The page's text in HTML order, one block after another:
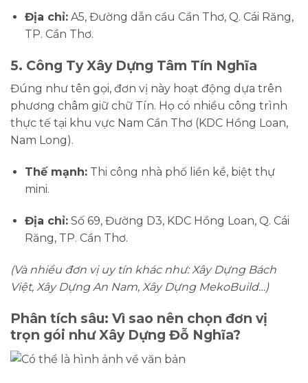
Địa chỉ:A5, Đường dẫn cầu Cần Thơ, Q. Cái Răng,
TP. Cần Thơ.
5. Công Ty Xây Dựng Tâm Tín Nghĩa
Đúng như tên gọi, đơn vị này hoạt động dựa trên
phương châm giữ chữ Tín. Họ có nhiều công trình
thực tế tại khu vực Nam Cần Thơ (KDC Hồng Loan,
Nam Long).
Thế mạnh:Thi công nhà phố liền kề, biệt thự
mini.
Địa chỉ:Số 69, Đường D3, KDC Hồng Loan, Q. Cái
Răng, TP. Cần Thơ.
(Và nhiều đơn vị uy tín khác như: Xây Dựng Bách
Việt, Xây Dựng An Nam, Xây Dựng MekoBuild…)
Phân tích sâu: Vì sao nên chọn đơn vị
trọn gói như Xây Dựng Đỗ Nghĩa?